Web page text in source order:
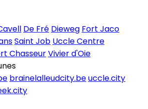
De Fré Dieweg Fort Jaco
Saint Job Uccle Centre
ChasseurVivier d'Oie
brainelalleudcity.beuccle.city